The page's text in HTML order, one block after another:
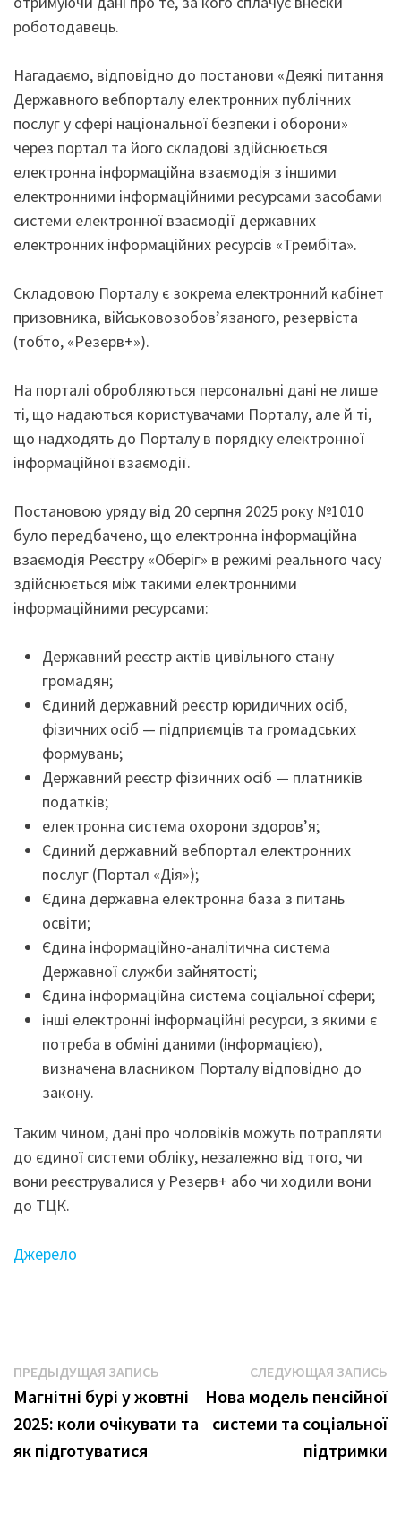
роботодавець.
Нагадаємо, відповідно до постанови «Деякі питання
Державного вебпорталу електронних публічних
послуг у сфері національної безпеки і оборони»
через портал та його складові здійснюється
електронна інформаційна взаємодія з іншими
електронними інформаційними ресурсами засобами
системи електронної взаємодії державних
електронних інформаційних ресурсів «Трембіта».
Складовою Порталу є зокрема електронний кабінет
призовника, військовозобов’язаного, резервіста
(тобто, «Резерв+»).
На порталі обробляються персональні дані не лише
ті, що надаються користувачами Порталу, але й ті,
що надходять до Порталу в порядку електронної
інформаційної взаємодії.
Постановою уряду від 20 серпня 2025 року №1010
було передбачено, що електронна інформаційна
взаємодія Реєстру «Оберіг» в режимі реального часу
здійснюється між такими електронними
інформаційними ресурсами:
Державний реєстр актів цивільного стану
громадян;
Єдиний державний реєстр юридичних осіб,
фізичних осіб — підприємців та громадських
формувань;
Державний реєстр фізичних осіб — платників
податків;
електронна система охорони здоров’я;
Єдиний державний вебпортал електронних
послуг (Портал «Дія»);
Єдина державна електронна база з питань
освіти;
Єдина інформаційно-аналітична система
Державної служби зайнятості;
Єдина інформаційна система соціальної сфери;
інші електронні інформаційні ресурси, з якими є
потреба в обміні даними (інформацією),
визначена власником Порталу відповідно до
закону.
Таким чином, дані про чоловіків можуть потрапляти
до єдиної системи обліку, незалежно від того, чи
вони реєструвалися у Резерв+ або чи ходили вони
до ТЦК.
Джерело
Навигация
по
записям
ПРЕДЫДУЩАЯ ЗАПИСЬ
запись:
Магнітні бурі у жовтні
2025: коли очікувати та
як підготуватися
СЛЕДУЮЩАЯ ЗАПИСЬ
Нова модель пенсійної
системи та соціальної
підтримки